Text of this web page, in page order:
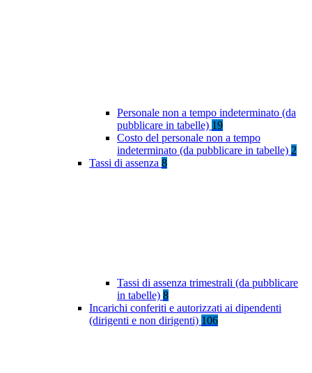
Personale non a tempo indeterminato (da
pubblicare in tabelle) 19
Costo del personale non a tempo
indeterminato (da pubblicare in tabelle) 2
Tassi di assenza 8
Tassi di assenza trimestrali (da pubblicare
in tabelle) 8
Incarichi conferiti e autorizzati ai dipendenti
(dirigenti e non dirigenti) 106